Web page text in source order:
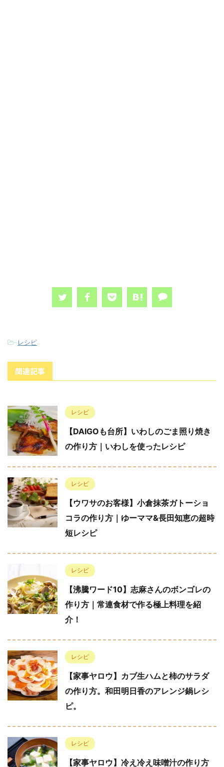
-レシピ
関連記事
レシピ
【DAIGOも台所】いわしのごま照り焼き
の作り方｜いわしを使ったレシピ
レシピ
【ウワサのお客様】小倉抹茶ガトーショ
コラの作り方｜ゆーママ&長田知恵の超時
短レシピ
レシピ
【沸騰ワード10】志麻さんのボンゴレの
作り方｜常連食材で作る極上料理を紹
介！
レシピ
【家事ヤロウ】カブ生ハムと柿のサラダ
の作り方。和田明日香のアレンジ鍋レシ
ピ。
レシピ
【家事ヤロウ】冷え冷え味噌汁の作り方